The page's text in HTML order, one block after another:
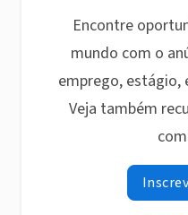
Encontre
mundo com o
emprego, estágio,
Veja também